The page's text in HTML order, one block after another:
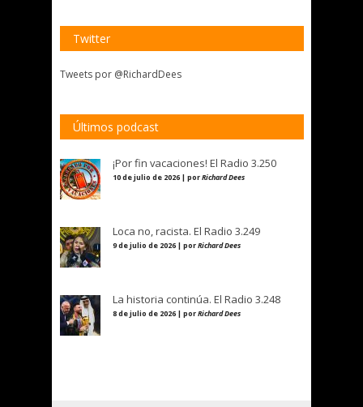
Twitter
Tweets por @RichardDees
Últimos podcast
¡Por fin vacaciones! El Radio 3.250
10 de julio de 2026 | porRichard Dees
Loca no, racista. El Radio 3.249
9 de julio de 2026 | porRichard Dees
La historia continúa. El Radio 3.248
8 de julio de 2026 | porRichard Dees